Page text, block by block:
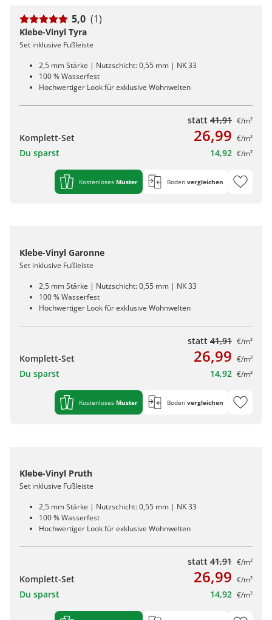
5,0 (1)
Klebe-Vinyl Tyra
Set inklusive Fußleiste
2,5 mm Stärke | Nutzschicht: 0,55 mm | NK 33
100 % Wasserfest
Hochwertiger Look für exklusive Wohnwelten
statt 41,91 €/m²
Komplett-Set 26,99 €/m²
Du sparst 14,92 €/m²
Kostenloses Muster Boden vergleichen
Klebe-Vinyl Garonne
Set inklusive Fußleiste
2,5 mm Stärke | Nutzschicht: 0,55 mm | NK 33
100 % Wasserfest
Hochwertiger Look für exklusive Wohnwelten
statt 41,91 €/m²
Komplett-Set 26,99 €/m²
Du sparst 14,92 €/m²
Kostenloses Muster Boden vergleichen
Klebe-Vinyl Pruth
Set inklusive Fußleiste
2,5 mm Stärke | Nutzschicht: 0,55 mm | NK 33
100 % Wasserfest
Hochwertiger Look für exklusive Wohnwelten
statt 41,91 €/m²
Komplett-Set 26,99 €/m²
Du sparst 14,92 €/m²